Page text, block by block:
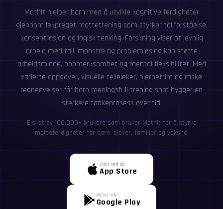
MathIt hjelper barn med å utvikle kognitive ferdigheter
gjennom lekpreget mattetrening som styrker tallforståelse,
konsentrasjon og logisk tenking. Forskning viser at jevnlig
arbeid med tall, mønstre og problemløsing kan støtte
arbeidsminne, oppmerksomhet og mental fleksibilitet. Med
varierte oppgaver, visuelle telleleker, hjernetrim og raske
regneøvelser får barn meningsfull trening som bygger en
sterkere tankeprosess over tid.
Elsket av 100,000+ brukere som bruker MathIt for å styrke
matteferdigheter for barn, elever, familier og voksne.
Last ned på
App Store
HENT PÅ
Google Play